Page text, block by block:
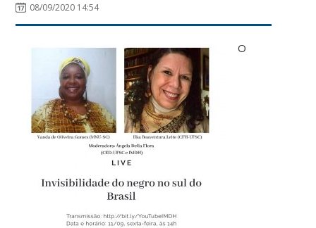
08/09/2020 14:54
O